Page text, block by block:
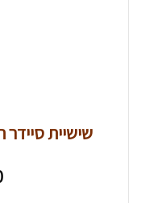
שישיית סיידר